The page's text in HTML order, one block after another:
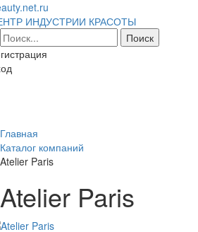
ИНДУСТРИИ КРАСОТЫ
Главная
Каталог компаний
Atelier Paris
Atelier Paris